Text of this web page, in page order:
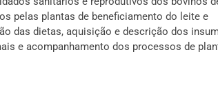
pelas plantas de beneficiamento do leite e
das dietas, aquisição e descrição dos
e acompanhamento dos processos de